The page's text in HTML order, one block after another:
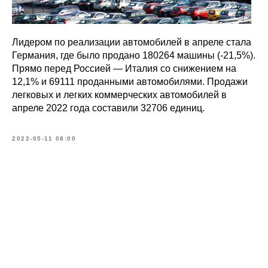
Лидером по реализации автомобилей в апреле стала
Германия, где было продано 180264 машины (-21,5%).
Прямо перед Россией — Италия со снижением на
12,1% и 69111 проданными автомобилями. Продажи
легковых и легких коммерческих автомобилей в
апреле 2022 года составили 32706 единиц.
2022-05-11 08:00